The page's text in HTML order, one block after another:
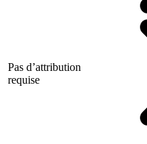
Pas d’attribution
requise